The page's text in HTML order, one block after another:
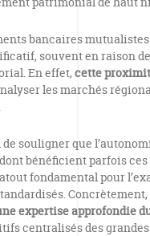
bancaires
souvent en raison
En effet, cette
les marchés
souligner que
bénéficient parfois ces
fondamental pour
expertise approfondie
centralisés des